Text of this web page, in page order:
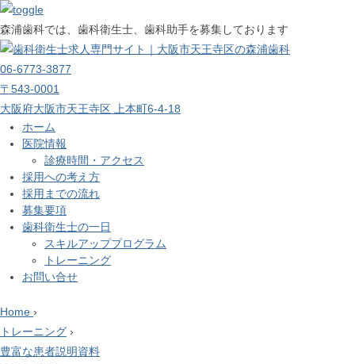
森浦歯科では、歯科衛生士、歯科助手を募集しております
06-6773-3877
〒543-0001
大阪府大阪市天王寺区 上本町6-4-18
ホーム
医院情報
診療時間・アクセス
採用への考え方
採用までの流れ
募集要項
歯科衛生士の一日
スキルアッププログラム
トレーニング
お問い合せ
Home ›
トレーニング ›
豊富な患者説明資料